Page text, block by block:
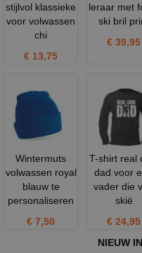
stijlvol klassieke
voor volwassen
chi
€ 13,75
leraar met
ski bril
€ 39,95
Wintermuts
volwassen royal
blauw te
personaliseren
€ 7,50
T-shirt real
dad voor
vader die
skië
€ 24,95
NIEUW